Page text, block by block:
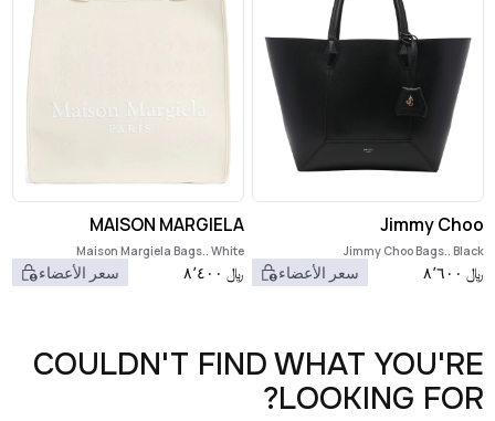
Jimmy Choo
Jimmy Choo Bags.. Black
﷼ ٨٬٦٠٠ سعر الأعضاء
MAISON MARGIELA
Maison Margiela Bags.. White
﷼ ٨٬٤٠٠ سعر الأعضاء
COULDN'T FIND WHAT YOU'RE
LOOKING FOR?